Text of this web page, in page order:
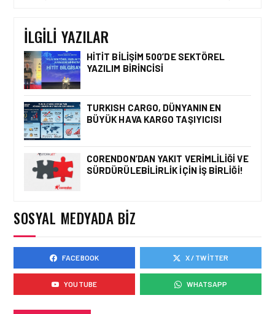
‘LÜK BÜYÜMENIN TEMEL
SEBEPLERI NELERDIR?
KARGO • 26 TEM 2026
KARGO • 08 TEM 2026
TURHAN ÖZEN SAUDI
COMMERCIAL OFFICER
İLGILI YAZILAR
HITIT BILIŞIM 500’DE SEKTÖREL
YAZILIM BIRINCISI
TURKISH CARGO, DÜNYANIN EN
BÜYÜK HAVA KARGO TAŞIYICISI
CORENDON’DAN YAKIT VERIMLILIĞI VE
SÜRDÜRÜLEBILIRLIK IÇIN İŞ BIRLIĞI!
SOSYAL MEDYADA BIZ
FACEBOOK X / TWITTER
YOUTUBE WHATSAPP